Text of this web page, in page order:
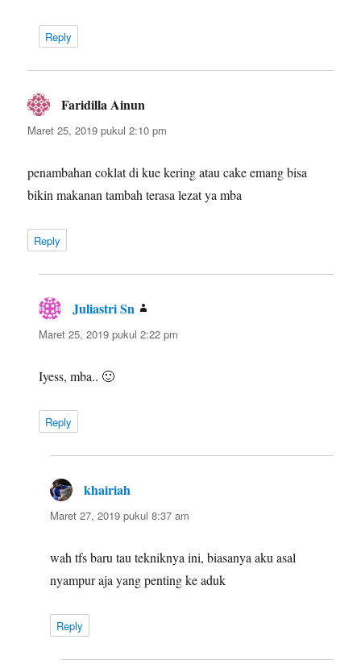
Reply
Faridilla Ainun
Maret 25, 2019 pukul 2:10 pm
penambahan coklat di kue kering atau cake emang bisa
bikin makanan tambah terasa lezat ya mba
Reply
Juliastri Sn
Maret 25, 2019 pukul 2:22 pm
Iyess, mba.. 🙂
Reply
khairiah
Maret 27, 2019 pukul 8:37 am
wah tfs baru tau tekniknya ini, biasanya aku asal
nyampur aja yang penting ke aduk
Reply